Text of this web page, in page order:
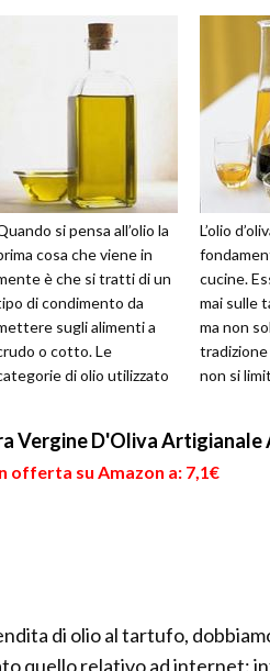
si pensa all’olio la
cosa che viene in
è che si tratti di un
di condimento da
sugli alimenti a
o cotto. Le
di olio utilizzato
L’olio
cucine.
mai sulle
ma non
tradizione
non si
Vergine D'Oliva
offerta su Amazon a: 7,1€
di olio al tartufo,
quello relativo ad internet: